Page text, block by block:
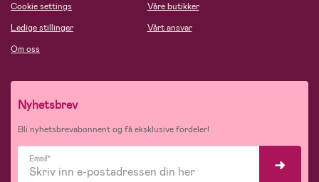
Cookie settings
Ledige stillinger
Om oss
Våre butikker
Vårt ansvar
Nyhetsbrev
Bli nyhetsbrevabonnent og få eksklusive fordeler!
Email*